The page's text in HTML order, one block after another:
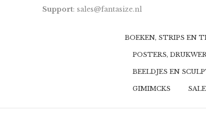
Support: sales@fantasize.nl
BOEKEN, STRIPS EN
POSTERS,
BEELDJES EN
GIMIMCKS SALE